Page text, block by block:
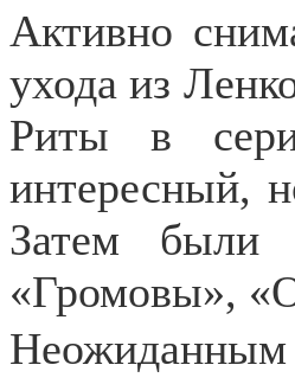
Активно
ухода из
Риты в
интересный,
Затем были
«Громовы»,
Неожиданным